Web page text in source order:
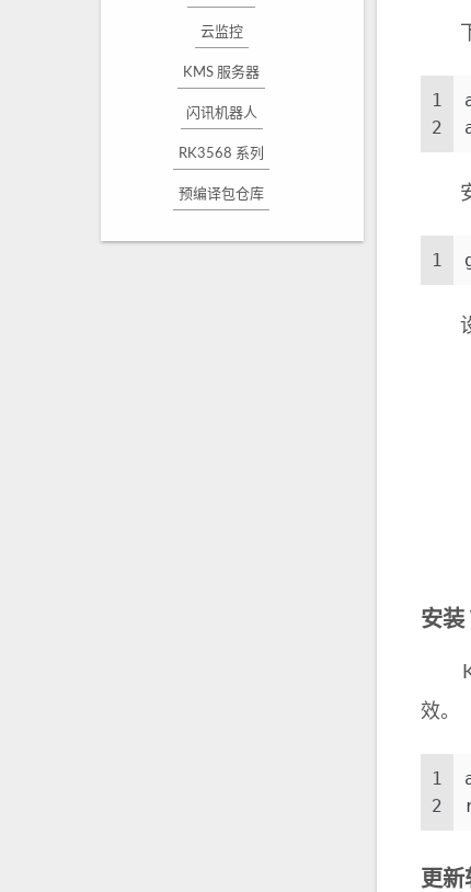
云监控
KMS 服务器
闪讯机器人
RK3568 系列
预编译包仓库
下
1
2
安
1
设
安装
Kali
效。
1
2
更新